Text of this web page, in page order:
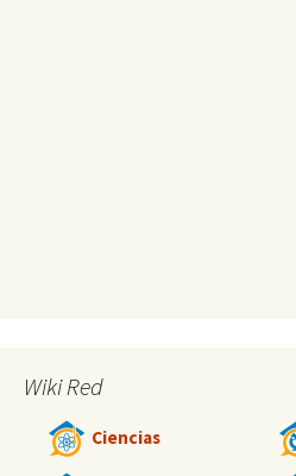
Wiki Red
Ciencias